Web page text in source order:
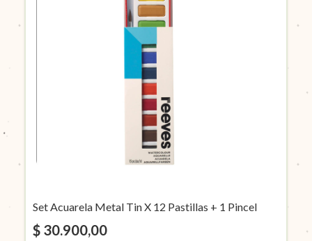
Set Acuarela Metal Tin X 12 Pastillas + 1 Pincel
$ 30.900,00